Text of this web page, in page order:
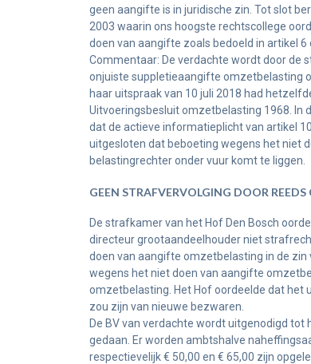
geen aangifte is in juridische zin. Tot slot
2003 waarin ons hoogste rechtscollege
doen van aangifte zoals bedoeld in artikel 6
Commentaar: De verdachte wordt door de
onjuiste suppletieaangifte omzetbelasting
haar uitspraak van 10 juli 2018 had
Uitvoeringsbesluit omzetbelasting 1968. In
dat de actieve informatieplicht van artikel
uitgesloten dat beboeting wegens het niet
belastingrechter onder vuur komt te liggen.
GEEN STRAFVERVOLGING DOOR
De strafkamer van het Hof Den Bosch
directeur grootaandeelhouder niet
doen van aangifte omzetbelasting in de zin
wegens het niet doen van aangifte
omzetbelasting. Het Hof oordeelde dat het
zou zijn van nieuwe bezwaren.
De BV van verdachte wordt uitgenodigd
gedaan. Er worden ambtshalve
respectievelijk € 50,00 en € 65,00 zijn